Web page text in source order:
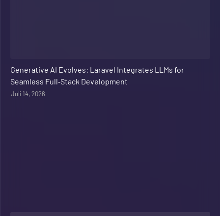
Generative AI Evolves: Laravel Integrates LLMs for
Seamless Full‑Stack Development
Juli 14, 2026